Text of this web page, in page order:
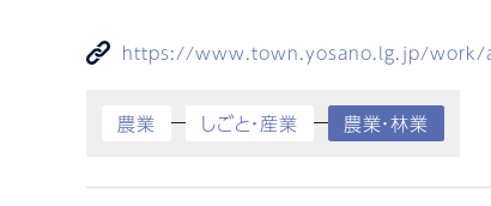
https://www.town.yosano.lg.jp/
農業 しごと・産業 農業・林業